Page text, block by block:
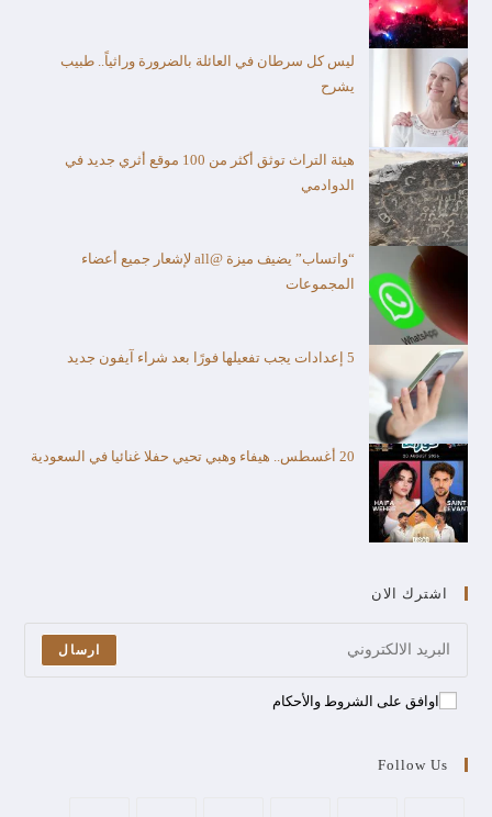
ليس كل سرطان في العائلة بالضرورة وراثياً.. طبيب
يشرح
هيئة التراث توثق أكثر من 100 موقع أثري جديد في
الدوادمي
“واتساب” يضيف ميزة @all لإشعار جميع أعضاء
المجموعات
5 إعدادات يجب تفعيلها فورًا بعد شراء آيفون جديد
20 أغسطس.. هيفاء وهبي تحيي حفلا غنائيا في السعودية
اشترك الان
ارسال
اوافق على الشروط والأحكام
Follow Us